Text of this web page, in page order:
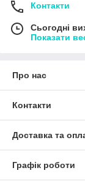
Контакти
Сьогодні
Показати
Про нас
Контакти
Доставка та
Графік роботи